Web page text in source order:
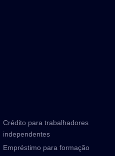
Crédito para trabalhadores
independentes
Empréstimo para formação